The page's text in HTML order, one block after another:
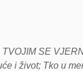
SE
i život; Tko u